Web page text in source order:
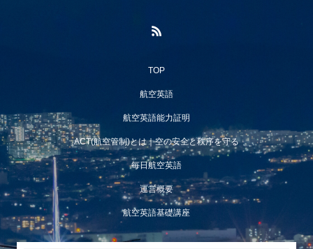
TOP
航空英語
航空英語能力証明
ACT(航空管制)とは｜空の安全と秩序を守る
毎日航空英語
運営概要
航空英語基礎講座